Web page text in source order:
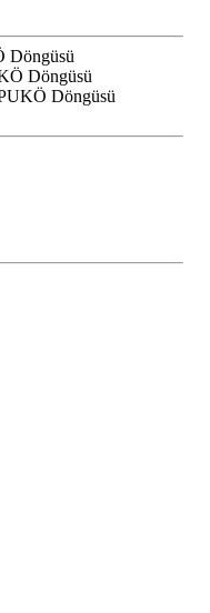
Döngüsü
Döngüsü
Döngüsü